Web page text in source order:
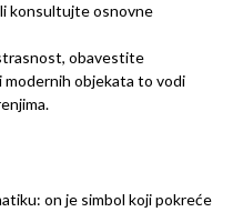
konsultujte osnovne
obavestite
objekata to vodi
on je simbol koji pokreće